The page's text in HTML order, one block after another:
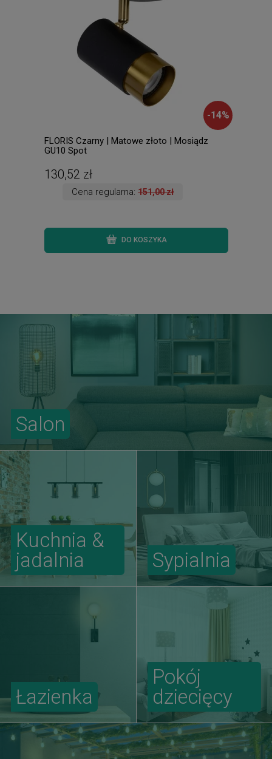
-14%
FLORIS Czarny | Matowe złoto | Mosiądz
GU10 Spot
130,52 zł
Cena regularna:151,00 zł
DO KOSZYKA
Salon
Kuchnia &
jadalnia
Sypialnia
Łazienka
Pokój
dziecięcy